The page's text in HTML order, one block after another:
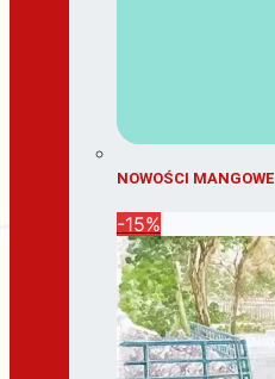
NOWOŚCI MANGOWE
-15%